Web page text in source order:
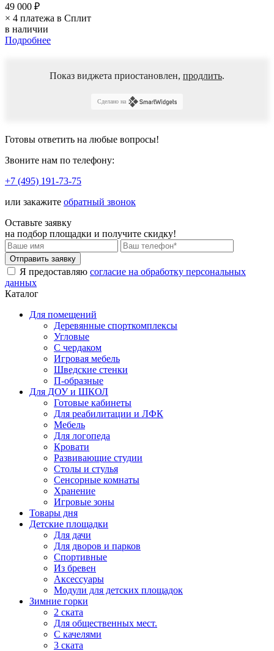
49 000 ₽
× 4 платежа в Сплит
в наличии
Подробнее
Показ виджета приостановлен, продлить.
Сделано на
Готовы ответить на любые вопросы!
Звоните нам по телефону:
+7 (495) 191-73-75
или закажите обратный звонок
Оставьте заявку
на подбор площадки и получите скидку!
Я предоставляю согласие на обработку персональных
данных
Каталог
Для помещений
Деревянные спорткомплексы
Угловые
С чердаком
Игровая мебель
Шведские стенки
П-образные
Для ДОУ и ШКОЛ
Готовые кабинеты
Для реабилитации и ЛФК
Мебель
Для логопеда
Кровати
Развивающие студии
Столы и стулья
Сенсорные комнаты
Хранение
Игровые зоны
Товары дня
Детские площадки
Для дачи
Для дворов и парков
Спортивные
Из бревен
Аксессуары
Модули для детских площадок
Зимние горки
2 ската
Для общественных мест.
С качелями
3 ската